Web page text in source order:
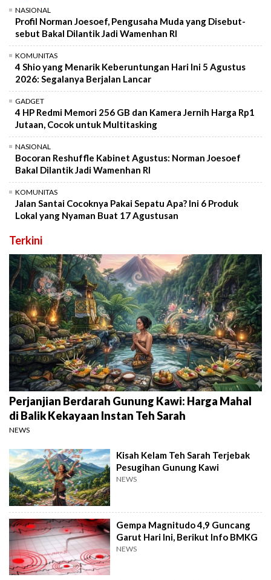
NASIONAL
Profil Norman Joesoef, Pengusaha Muda yang Disebut-
sebut Bakal Dilantik Jadi Wamenhan RI
KOMUNITAS
4 Shio yang Menarik Keberuntungan Hari Ini 5 Agustus
2026: Segalanya Berjalan Lancar
GADGET
4 HP Redmi Memori 256 GB dan Kamera Jernih Harga Rp1
Jutaan, Cocok untuk Multitasking
NASIONAL
Bocoran Reshuffle Kabinet Agustus: Norman Joesoef
Bakal Dilantik Jadi Wamenhan RI
KOMUNITAS
Jalan Santai Cocoknya Pakai Sepatu Apa? Ini 6 Produk
Lokal yang Nyaman Buat 17 Agustusan
Terkini
Perjanjian Berdarah Gunung Kawi: Harga Mahal
di Balik Kekayaan Instan Teh Sarah
NEWS
Kisah Kelam Teh Sarah Terjebak
Pesugihan Gunung Kawi
NEWS
Gempa Magnitudo 4,9 Guncang
Garut Hari Ini, Berikut Info BMKG
NEWS